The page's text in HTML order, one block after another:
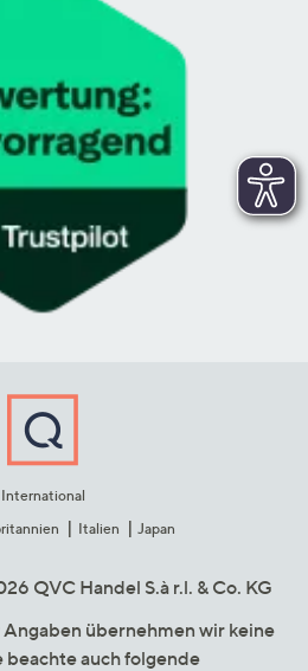
International
Italien Japan
QVC Handel S.à r.l. & Co. KG
übernehmen wir keine
beachte auch folgende